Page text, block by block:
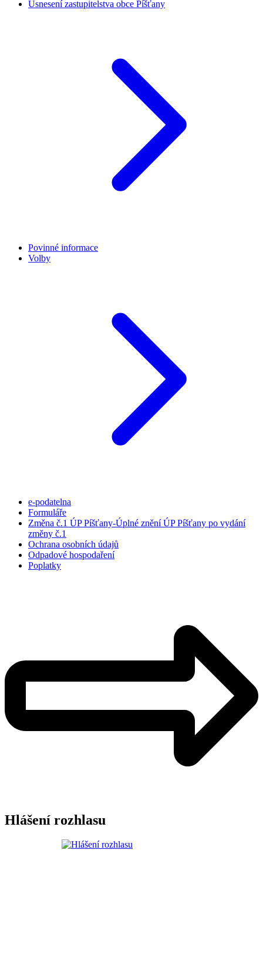
Usnesení zastupitelstva obce Píšťany
Povinné informace
Volby
e-podatelna
Formuláře
Změna č.1 ÚP Píšťany-Úplné znění ÚP Píšťany po vydání
změny č.1
Ochrana osobních údajů
Odpadové hospodaření
Poplatky
Hlášení rozhlasu